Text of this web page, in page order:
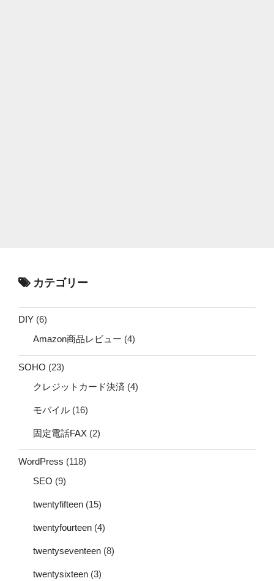
カテゴリー
DIY (6)
Amazon商品レビュー (4)
SOHO (23)
クレジットカード決済 (4)
モバイル (16)
固定電話FAX (2)
WordPress (118)
SEO (9)
twentyfifteen (15)
twentyfourteen (4)
twentyseventeen (8)
twentysixteen (3)